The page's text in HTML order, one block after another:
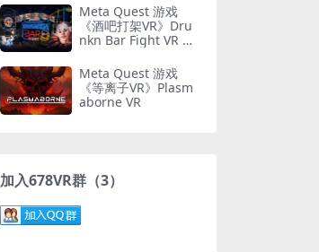
Meta Quest 游戏
《酒吧打架VR》Dru
nkn Bar Fight VR 游
Meta Quest 游戏
《等离子VR》Plasm
aborne VR
加入678VR群（3）